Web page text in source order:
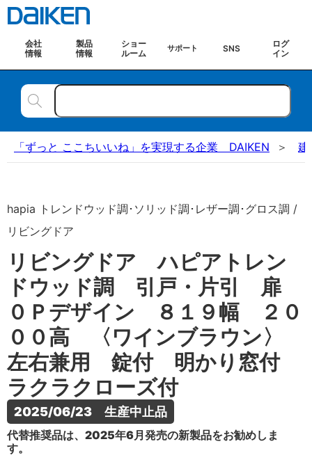
会社
情報
製品
情報
ショー
ルーム
サポート SNS
ログ
イン
「ずっと ここちいいね」を実現する企業 DAIKEN 建
hapia トレンドウッド調･ソリッド調･レザー調･グロス調 /
リビングドア
リビングドア ハピアトレン
ドウッド調 引戸・片引 扉
０Ｐデザイン ８１９幅 ２０
００高 〈ワインブラウン〉
左右兼用 錠付 明かり窓付
ラクラクローズ付
2025/06/23　生産中止品
代替推奨品は、2025年6月発売の新製品をお勧めしま
す。